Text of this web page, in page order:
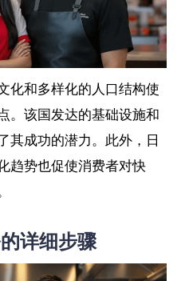
化和多样化的人口结构使
。该国发达的基础设施和
其成功的潜力。此外，日
趋势也促使消费者对快
详细步骤